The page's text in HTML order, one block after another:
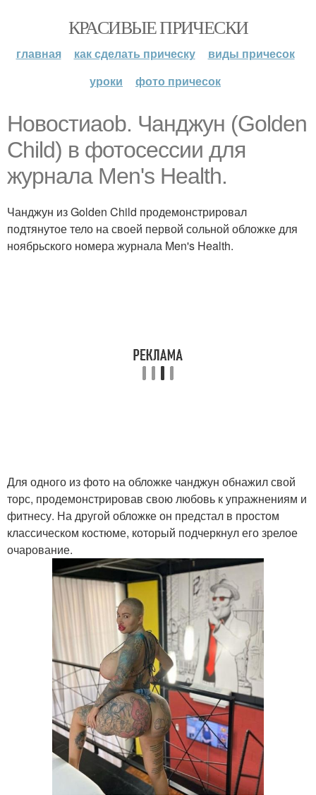
КРАСИВЫЕ ПРИЧЕСКИ
главная как сделать прическу
виды причесок
уроки
фото причесок
Новостиaob. Чанджун (Golden
Child) в фотосессии для
журнала Men's Health.
Чанджун из Golden Child продемонстрировал
подтянутое тело на своей первой сольной обложке для
ноябрьского номера журнала Men's Health.
Для одного из фото на обложке чанджун обнажил свой
торс, продемонстрировав свою любовь к упражнениям и
фитнесу. На другой обложке он предстал в простом
классическом костюме, который подчеркнул его зрелое
очарование.